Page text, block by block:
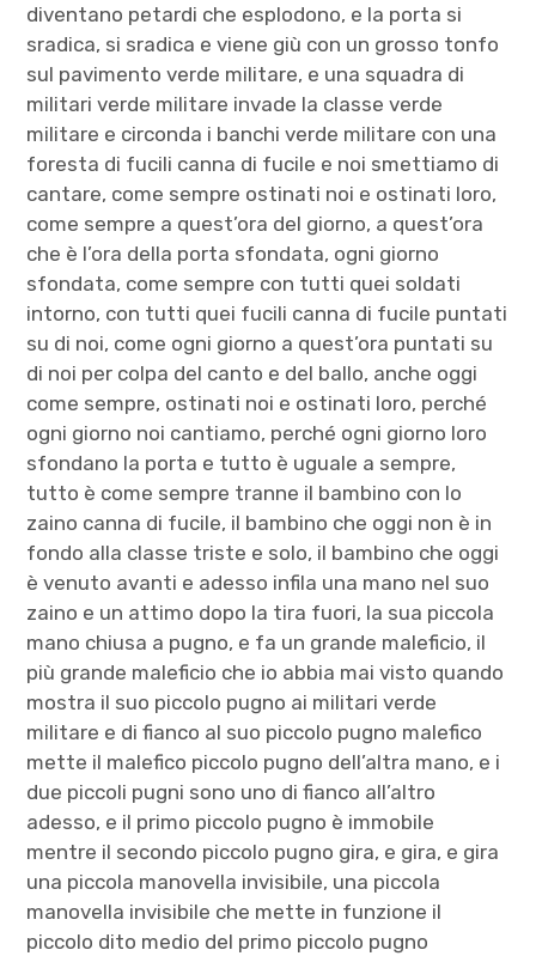
diventano petardi che esplodono, e la porta si
sradica, si sradica e viene giù con un grosso tonfo
sul pavimento verde militare, e una squadra di
militari verde militare invade la classe verde
militare e circonda i banchi verde militare con una
foresta di fucili canna di fucile e noi smettiamo di
cantare, come sempre ostinati noi e ostinati loro,
come sempre a quest’ora del giorno, a quest’ora
che è l’ora della porta sfondata, ogni giorno
sfondata, come sempre con tutti quei soldati
intorno, con tutti quei fucili canna di fucile puntati
su di noi, come ogni giorno a quest’ora puntati su
di noi per colpa del canto e del ballo, anche oggi
come sempre, ostinati noi e ostinati loro, perché
ogni giorno noi cantiamo, perché ogni giorno loro
sfondano la porta e tutto è uguale a sempre,
tutto è come sempre tranne il bambino con lo
zaino canna di fucile, il bambino che oggi non è in
fondo alla classe triste e solo, il bambino che oggi
è venuto avanti e adesso infila una mano nel suo
zaino e un attimo dopo la tira fuori, la sua piccola
mano chiusa a pugno, e fa un grande maleficio, il
più grande maleficio che io abbia mai visto quando
mostra il suo piccolo pugno ai militari verde
militare e di fianco al suo piccolo pugno malefico
mette il malefico piccolo pugno dell’altra mano, e i
due piccoli pugni sono uno di fianco all’altro
adesso, e il primo piccolo pugno è immobile
mentre il secondo piccolo pugno gira, e gira, e gira
una piccola manovella invisibile, una piccola
manovella invisibile che mette in funzione il
piccolo dito medio del primo piccolo pugno